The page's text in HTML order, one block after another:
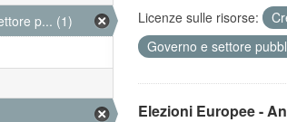
Licenze sulle risorse:
Governo e settore
Elezioni Europee -
p... (1)